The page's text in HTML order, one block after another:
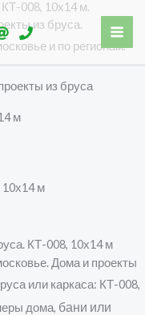
008, 10х14 м.
из бруса.
и по регионам.
м
м
КТ-008, 10х14 м
Дома и проекты
или каркаса: КТ-008,
дома, бани или